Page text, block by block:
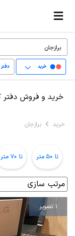
خرید دفتر
خرید و فروش دفتر
خرید برازجان
تا 50 متر تا 70 متر
1 تصویر